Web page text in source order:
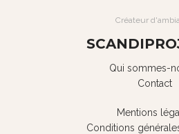
Créateur
Qui sommes-
Contact
Mentions
Conditions